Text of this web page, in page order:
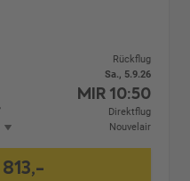
Rückflug
Sa., 5.9.26
MIR 10:50
Direktflug
Nouvelair
813,-